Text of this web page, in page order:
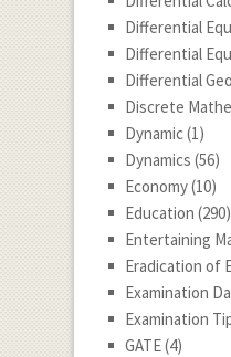
Differential
Differential
Differential
Discrete
Dynamic(1)
Dynamics (56)
Economy(10)
Education (290)
Entertaining
Eradication of
Examination
Examination
GATE(4)